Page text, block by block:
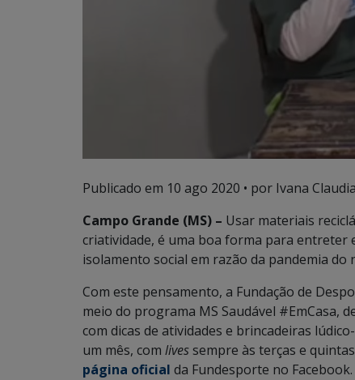
Publicado em 10 ago 2020 • por Ivana
Campo Grande (MS) – Usar materiais
criatividade, é uma boa forma para entreter
isolamento social em razão da pandemia do
Com este pensamento, a Fundação de
meio do programa MS Saudável #EmCasa,
com dicas de atividades e brincadeiras
um mês, com livessempre às terças e
página oficial da Fundesporte no Facebook.